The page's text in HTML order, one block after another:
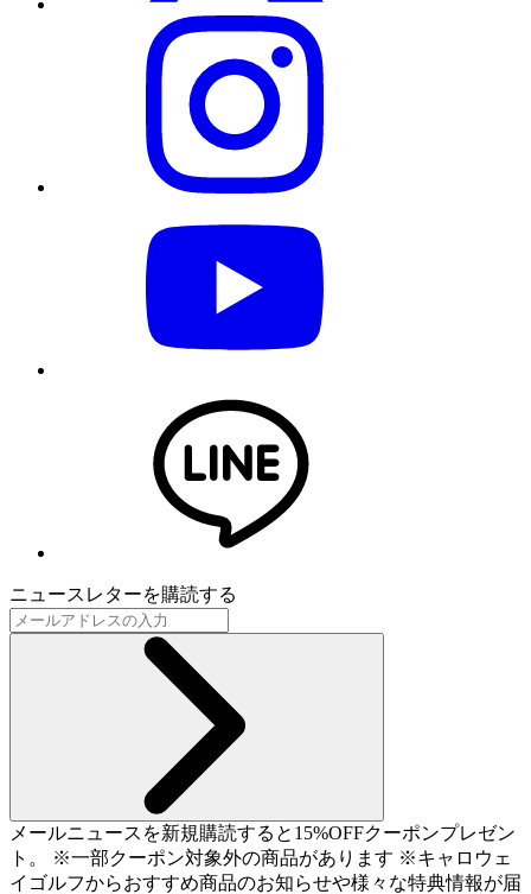
ニュースレターを購読する
メールニュースを新規購読すると15%OFFクーポンプレゼン
ト。 ※一部クーポン対象外の商品があります ※キャロウェ
イゴルフからおすすめ商品のお知らせや様々な特典情報が届